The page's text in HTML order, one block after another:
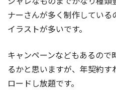
ナーさんが多く制作してい
イラストが多いです。
キャンペーンなどもあるので
るかと思いますが、年契約
ロードし放題です。